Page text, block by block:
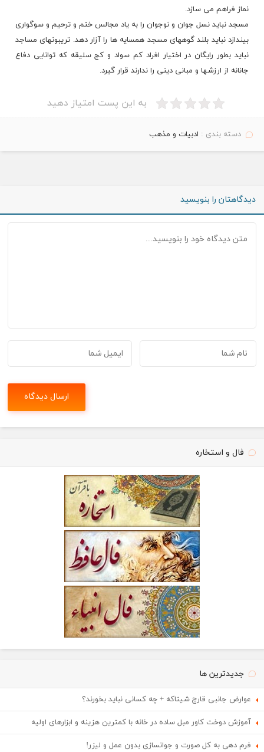
نماز فراهم می سازد.
مسجد نباید نسل جوان و نوجوان را به یاد مجالس ختم و ترحیم و سوگواری
بیندازد نباید بلند گوههای مسجد همسایه ها را آزار دهد. تریبونهای مساجد
نباید بطور رایگان در اختیار افراد کم سواد و کج سلیقه که توانایی دفاع
جانانه از ارزشها و مبانی دینی را ندارند قرار گیرد.
به این پست امتیاز دهید
دسته بندی : ادبیات و مذهب
دیدگاهتان را بنویسید
فال و استخاره
جدیدترین ها
عوارض جانبی قارچ شیتاکه + چه کسانی نباید بخورند؟
آموزش دوخت کاور مبل ساده در خانه با کمترین هزینه و ابزارهای اولیه
فرم دهی به کل صورت و جوانسازی بدون عمل و لیزر!